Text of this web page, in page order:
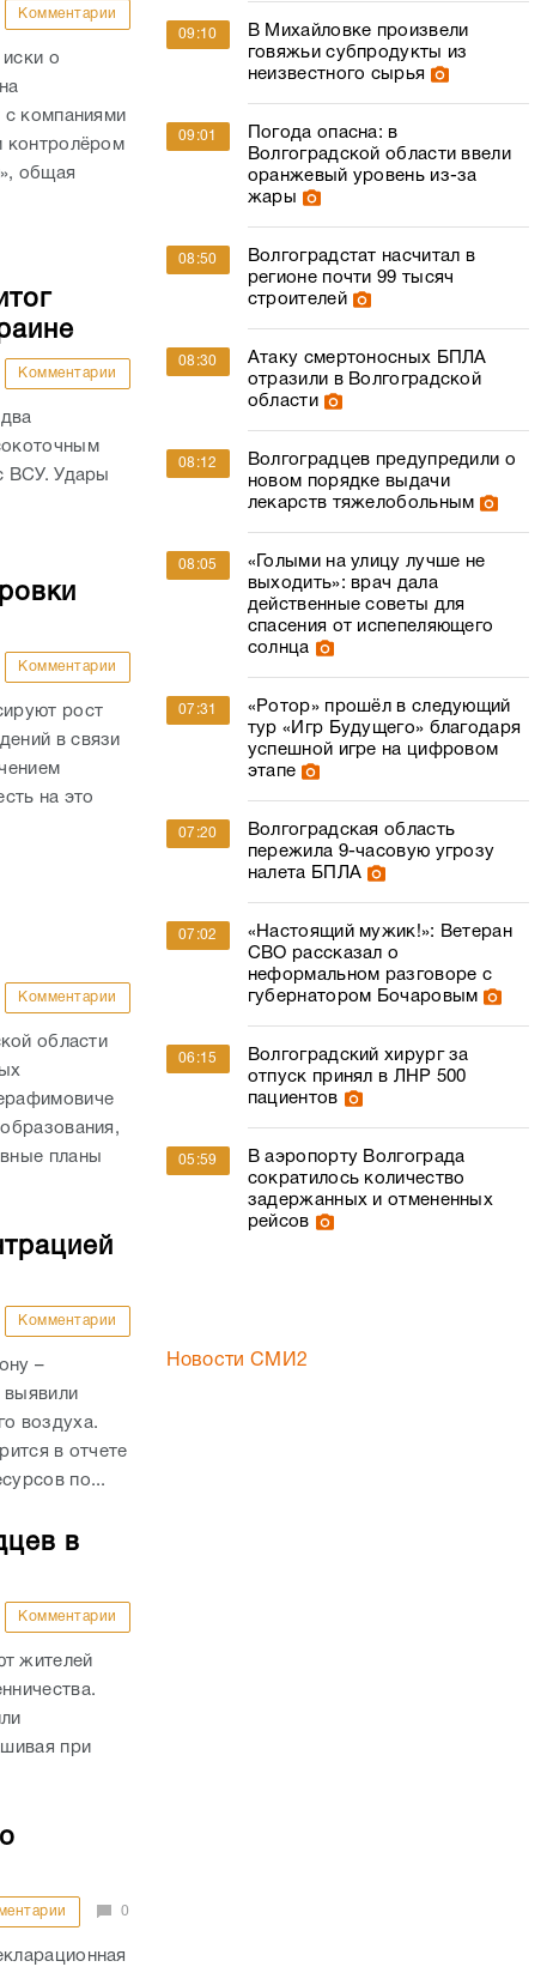
Комментарии
о
с компаниями
контролёром
общая
Комментарии
ВСУ. Удары
Комментарии
рост
в связи
на это
Комментарии
области
планы
Комментарии
–
выявили
воздуха.
в отчете
по...
в
Комментарии
жителей
при
0
09:10
В Михайловке произвели
говяжьи субпродукты из
неизвестного сырья
09:01
Погода опасна: в
Волгоградской области ввели
оранжевый уровень из-за
жары
08:50
Волгоградстат насчитал в
регионе почти 99 тысяч
строителей
08:30
Атаку смертоносных БПЛА
отразили в Волгоградской
области
08:12
Волгоградцев предупредили о
новом порядке выдачи
лекарств тяжелобольным
08:05
«Голыми на улицу лучше не
выходить»: врач дала
действенные советы для
спасения от испепеляющего
солнца
07:31
«Ротор» прошёл в следующий
тур «Игр Будущего» благодаря
успешной игре на цифровом
этапе
07:20
Волгоградская область
пережила 9-часовую угрозу
налета БПЛА
07:02
«Настоящий мужик!»: Ветеран
СВО рассказал о
неформальном разговоре с
губернатором Бочаровым
06:15
Волгоградский хирург за
отпуск принял в ЛНР 500
пациентов
05:59
В аэропорту Волгограда
сократилось количество
задержанных и отмененных
рейсов
Новости СМИ2